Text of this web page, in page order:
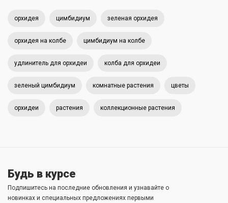
орхидея цимбидиум зеленая орхидея
орхидея на колбе цимбидиум на колбе
удлинитель для орхидеи колба для орхидеи
зеленый цимбидиум комнатные растения цветы
орхидеи растения коллекционные растения
Будь в курсе
Подпишитесь на последние обновления и узнавайте о
новинках и специальных предложениях первыми